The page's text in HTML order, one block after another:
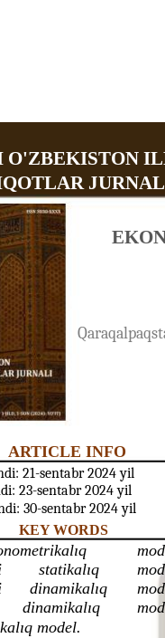
O'ZBEKISTON
ARTICLE INFO
21-sentabr 2024 yil
23-sentabr 2024 yil
30-sentabr 2024 yil
KEY WORDS
statikalıq
dinamikalıq
dinamikalıq
model.